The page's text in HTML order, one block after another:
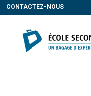
CONTACTEZ-NOUS